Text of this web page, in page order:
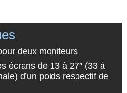
deux moniteurs
écrans de 13 à 27″ (33 à
d’un poids respectif de